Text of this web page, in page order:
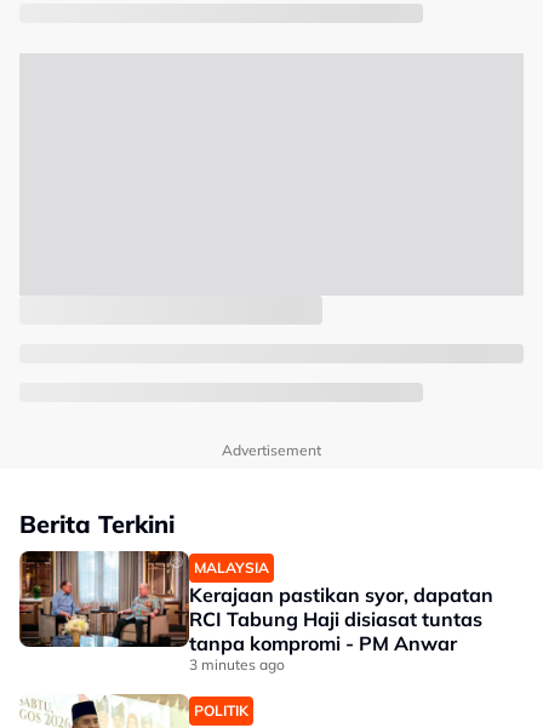
Advertisement
Berita Terkini
MALAYSIA
Kerajaan pastikan syor, dapatan
RCI Tabung Haji disiasat tuntas
tanpa kompromi - PM Anwar
3 minutes ago
POLITIK